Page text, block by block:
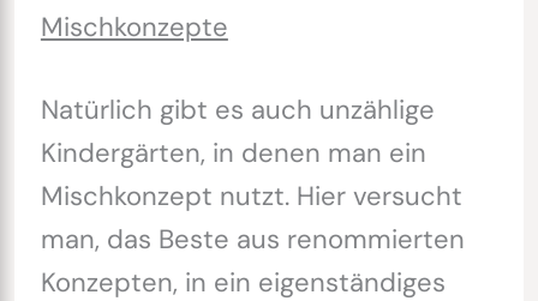
Mischkonzepte
Natürlich gibt es auch unzählige
Kindergärten, in denen man ein
Mischkonzept nutzt. Hier versucht
man, das Beste aus renommierten
Konzepten, in ein eigenständiges